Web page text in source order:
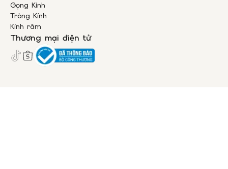
Gọng Kính
Tròng Kính
Kính râm
Thương mại điện tử